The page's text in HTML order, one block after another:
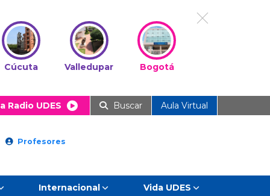
Cúcuta Valledupar Bogotá
Radio UDES Buscar Aula Virtual
Profesores
Internacional Vida UDES